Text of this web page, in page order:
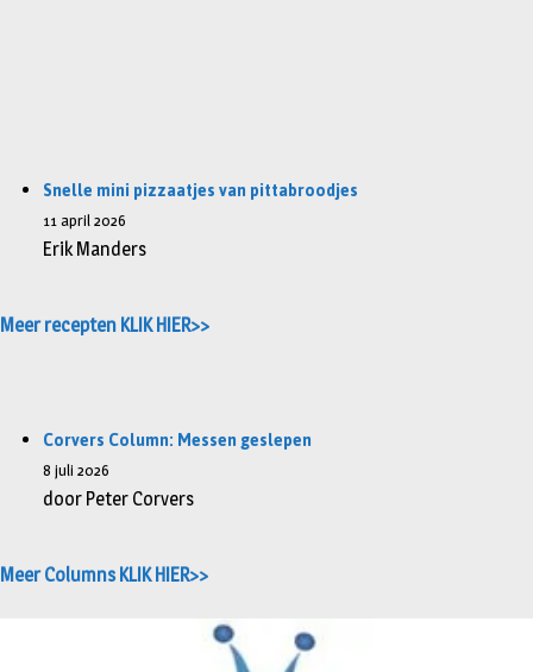
Snelle mini pizzaatjes van pittabroodjes
11 april 2026
Erik Manders
Meer recepten KLIK HIER>>
Corvers Column: Messen geslepen
8 juli 2026
door Peter Corvers
Meer Columns KLIK HIER>>